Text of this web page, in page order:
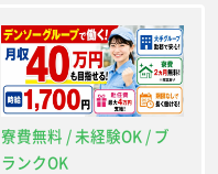
寮費無料 / 未経験OK / ブ
ランクOK